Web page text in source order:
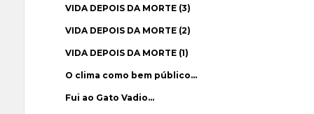
VIDA DEPOIS DA MORTE (3)
VIDA DEPOIS DA MORTE (2)
VIDA DEPOIS DA MORTE (1)
O clima como bem público…
Fui ao Gato Vadio…